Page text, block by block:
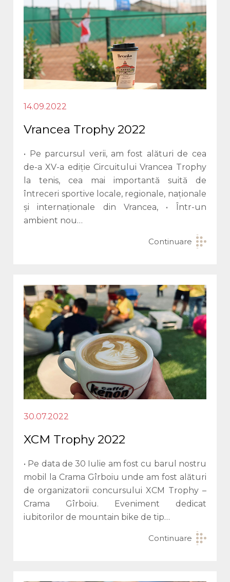
14.09.2022
Vrancea Trophy 2022
• Pe parcursul verii, am fost alături de cea
de-a XV-a ediție Circuitului Vrancea Trophy
la tenis, cea mai importantă suită de
întreceri sportive locale, regionale, naționale
și internaționale din Vrancea, • Într-un
ambient nou…
Continuare
30.07.2022
XCM Trophy 2022
• Pe data de 30 Iulie am fost cu barul nostru
mobil la Crama Gîrboiu unde am fost alături
de organizatorii concursului XCM Trophy –
Crama Gîrboiu. Eveniment dedicat
iubitorilor de mountain bike de tip…
Continuare